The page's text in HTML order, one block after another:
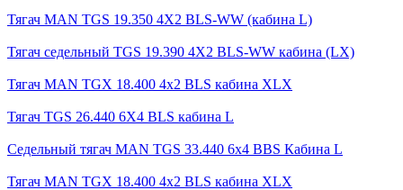
Тягач MAN TGS 19.350 4X2 BLS-WW (кабина L)
Тягач седельный TGS 19.390 4X2 BLS-WW кабина (LX)
Тягач MAN TGX 18.400 4x2 BLS кабина XLX
Тягач TGS 26.440 6X4 BLS кабина L
Седельный тягач MAN TGS 33.440 6x4 BBS Кабина L
Тягач MAN TGX 18.400 4x2 BLS кабина XLX